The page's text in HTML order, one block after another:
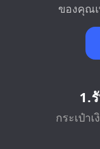
ของคุณ
1.
กระเป๋าเ